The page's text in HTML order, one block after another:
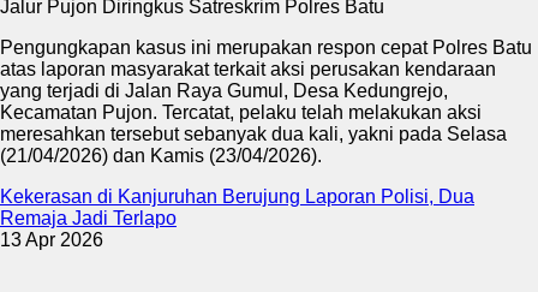
Pengungkapan kasus ini merupakan respon cepat Polres Batu
atas laporan masyarakat terkait aksi perusakan kendaraan
yang terjadi di Jalan Raya Gumul, Desa Kedungrejo,
Kecamatan Pujon. Tercatat, pelaku telah melakukan aksi
meresahkan tersebut sebanyak dua kali, yakni pada Selasa
(21/04/2026) dan Kamis (23/04/2026).
Kekerasan di Kanjuruhan Berujung Laporan Polisi, Dua
Remaja Jadi Terlapo
13 Apr 2026